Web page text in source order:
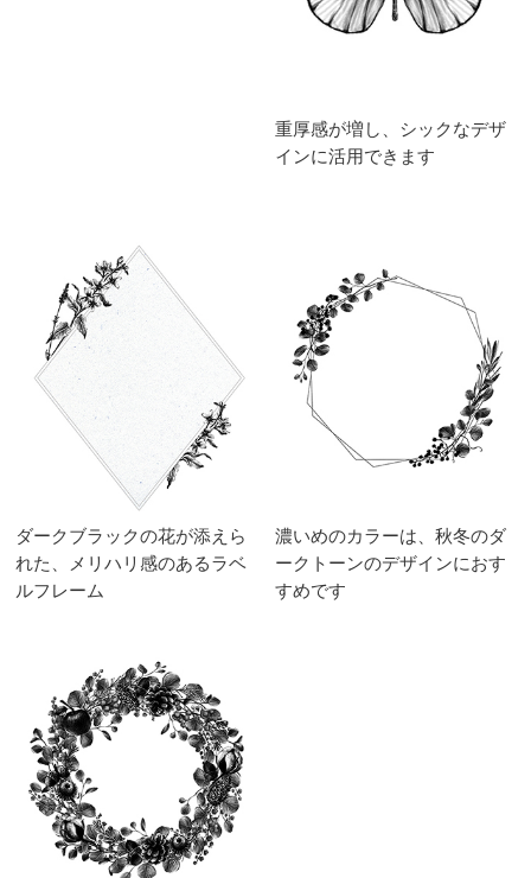
重厚感が増し、シックなデザ
インに活用できます
ダークブラックの花が添えら
れた、メリハリ感のあるラベ
ルフレーム
濃いめのカラーは、秋冬のダ
ークトーンのデザインにおす
すめです